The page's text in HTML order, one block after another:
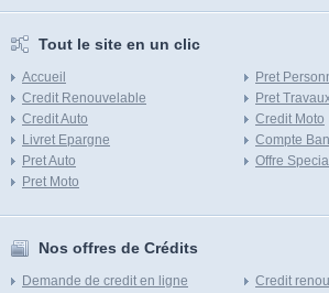
Tout le site en un clic
Accueil
Credit Renouvelable
Credit Auto
Livret Epargne
Pret Auto
Pret Moto
Pret
Pret
Credit Moto
Compte
Offre
Nos offres de Crédits
Demande de credit en ligne
Credit